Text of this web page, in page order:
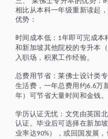
相比从本科一年级重新读起
优势：
时间成本低： 1年即可完成本
和新加坡其他院校的专升本（
入职场，积累工作经验。
总费用节省：莱佛士设计类
生活费，一年总费用约6.6万
年）可节省大量时间和金钱。
学历认证无忧：文凭由英国
认证 。毕业后可选择在新加
业率达90%），或回国发展，